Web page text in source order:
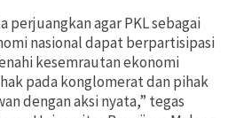
perjuangkan agar PKL sebagai
nasional dapat berpartisipasi
kesemrautan ekonomi
pada konglomerat dan pihak
dengan aksi nyata,” tegas